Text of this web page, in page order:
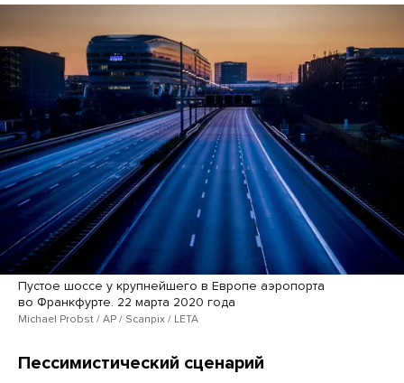
Пустое шоссе у крупнейшего в Европе аэропорта
во Франкфурте. 22 марта 2020 года
Michael Probst / AP / Scanpix / LETA
Пессимистический сценарий